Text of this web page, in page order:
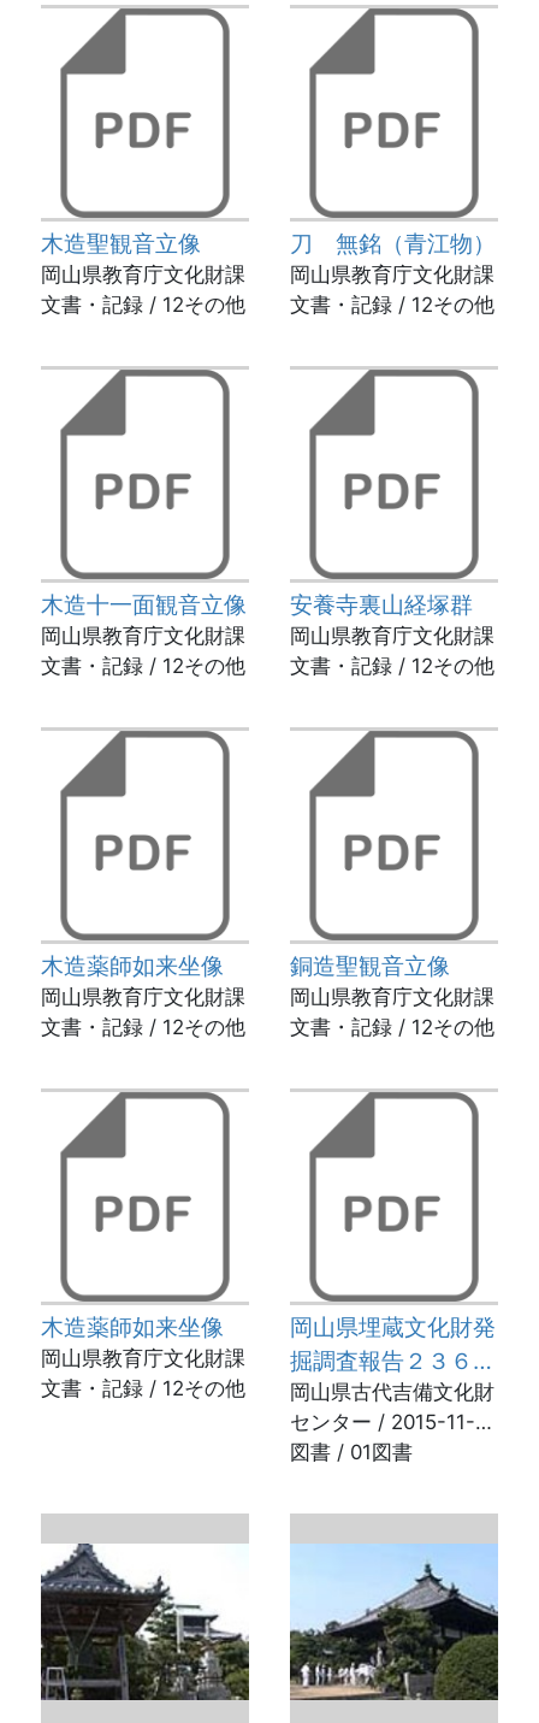
木造聖観音立像
岡山県教育庁文化財課
文書・記録 / 12その他
刀 無銘（青江物）
岡山県教育庁文化財課
文書・記録 / 12その他
木造十一面観音立像
岡山県教育庁文化財課
文書・記録 / 12その他
安養寺裏山経塚群
岡山県教育庁文化財課
文書・記録 / 12その他
木造薬師如来坐像
岡山県教育庁文化財課
文書・記録 / 12その他
銅造聖観音立像
岡山県教育庁文化財課
文書・記録 / 12その他
木造薬師如来坐像
岡山県教育庁文化財課
文書・記録 / 12その他
岡山県埋蔵文化財発
掘調査報告２３６－
史跡 鬼城山２
岡山県古代吉備文化財
センター / 2015-11-
09
図書 / 01図書